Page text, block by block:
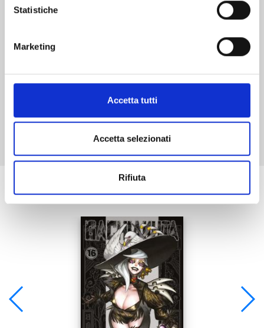
Statistiche
Marketing
Accetta tutti
Accetta selezionati
Rifiuta
Mostra tutto
Se ti è piaciuto prova anche: